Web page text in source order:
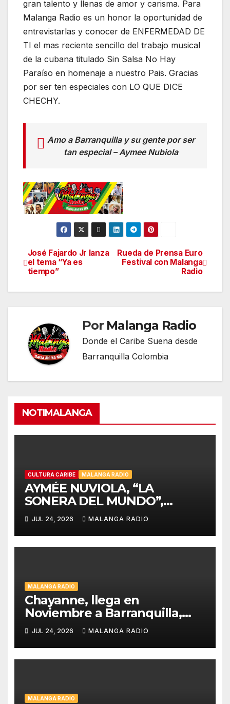
gran talento y llenas de amor y carisma. Para
Malanga Radio es un honor la oportunidad de
entrevistarlas y conocer de ENFERMEDAD DE
TI el mas reciente sencillo del trabajo musical
de la cubana titulado Sin Salsa No Hay
Paraíso en homenaje a nuestro Pais. Gracias
por ser ten especiales con LO QUE DICE
CHECHY.
Amo a Barranquilla y su gente por ser
tan especial – Aymee Nubiola
Navegación
de
Rueda de Prensa Euro
Festival con Malanga
Radio
José Fajardo Jr lanza
el tema “Ya es
tiempo”
Por Malanga Radio
Donde el Caribe Suena desde
Barranquilla Colombia
NOTIMALANGA
CULTURA CARIBE MALANGA RADIO
AYMÉE NUVIOLA, “LA
SONERA DEL MUNDO”,
CELEBRARÁ LA HISPANIDAD
2026 DESDE LA
EMBLEMÁTICA PUERTA DEL
SOL DE MADRID
JUL 24, 2026 MALANGA RADIO
MALANGA RADIO
Chayanne, llega en
Noviembre a Barranquilla,
estadio Edgar Rentería
JUL 24, 2026 MALANGA RADIO
MALANGA RADIO